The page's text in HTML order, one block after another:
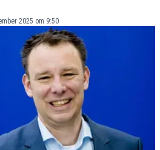
2025 om 9:50